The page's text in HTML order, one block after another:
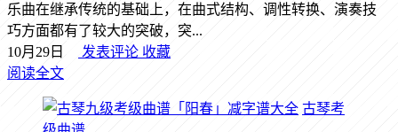
乐曲在继承传统的基础上，在曲式结构、调性转换、演奏技
巧方面都有了较大的突破，突...
10月29日
发表评论 收藏
阅读全文
古琴考